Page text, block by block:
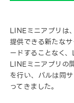
LINEミニアプリは
提供できる新たな
ードすることなく
LINEミニアプリの
を行い、パルは同
ってきました。